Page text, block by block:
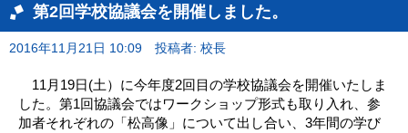
第2回学校協議会を開催しました。
2016年11月21日 10:09 投稿者: 校長
11月19日(土）に今年度2回目の学校協議会を開催いたしま
した。第1回協議会ではワークショップ形式も取り入れ、参
加者それぞれの「松高像」について出し合い、3年間の学び